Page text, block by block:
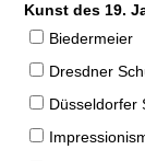
Kunst des 19.
Biedermeier
Dresdner
Düsseldorfer